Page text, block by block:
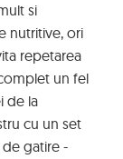
si
nutritive, ori
repetarea
un fel
de la
cu un set
gatire -